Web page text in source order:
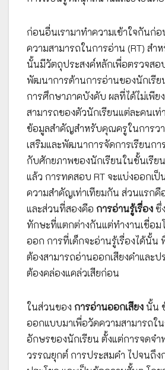
ก่อนอื่นเรามาทำความเข้าใจกันก่
ความสามารถในการอ่าน (RT) สำ
นั้นมีวัตถุประสงค์หลักเพื่อตรวจสอ
พัฒนาการด้านการอ่านของนักเรี
การศึกษาภาคบังคับ ผลที่ได้ไม่เพีย
สามารถของตัวนักเรียนแต่ละคนเท่
ข้อมูลสำคัญสำหรับคุณครูในการว
เสริมและพัฒนาการจัดการเรียนก
กับศักยภาพของนักเรียนในชั้นเรีย
แล้ว การทดสอบ RT จะแบ่งออกเ
ความสำคัญเท่าเทียมกัน ส่วนแรกคื
และส่วนที่สองคือ การอ่านรู้เรื่อง ซึ่
ทักษะที่แตกต่างกันแต่ทำงานเชื่อม
ออก การที่เด็กจะอ่านรู้เรื่องได้นั้
ต้องสามารถอ่านออกเสียงคำและป
ต้องคล่องแคล่วเสียก่อน
ในส่วนของ การอ่านออกเสียงนั้น
ออกแบบมาเพื่อวัดความสามารถใ
อักษรของนักเรียน ตั้งแต่การจดจ
วรรณยุกต์ การประสมคำ ไปจนถึง